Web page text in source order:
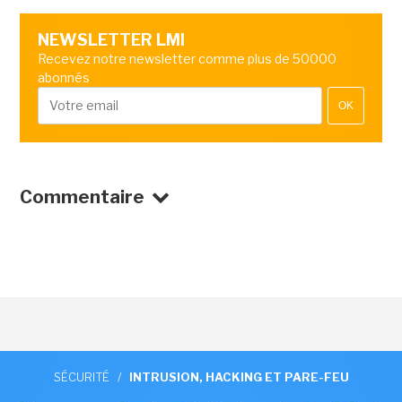
NEWSLETTER LMI
Recevez notre newsletter comme plus de 50000
abonnés
OK
Commentaire
SÉCURITÉ / INTRUSION, HACKING ET PARE-FEU